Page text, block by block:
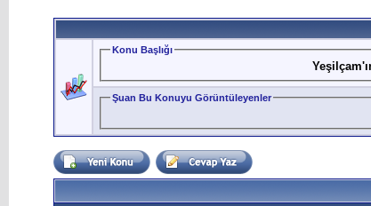
Konu Başlığı
Şuan Bu Konuyu Görüntüleyenler